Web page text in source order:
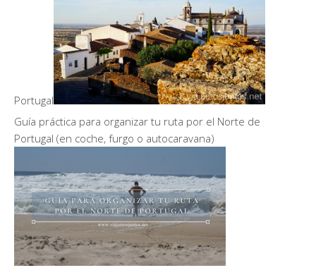
Portugal
Guía práctica para organizar tu ruta por el Norte de
Portugal (en coche, furgo o autocaravana)